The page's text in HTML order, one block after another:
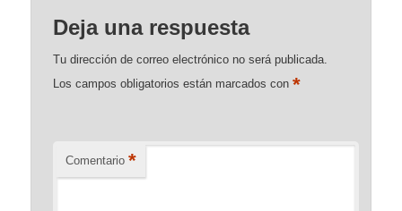
Deja una respuesta
Tu dirección de correo electrónico no será publicada.
Los campos obligatorios están marcados con*
Comentario *